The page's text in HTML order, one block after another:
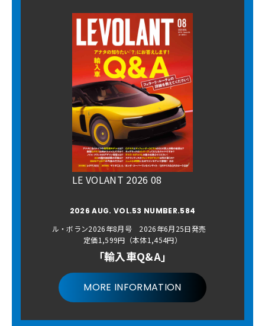
LE VOLANT 2026 08
2026 AUG. VOL.53 NUMBER.584
ル・ボラン2026年8月号 2026年6月25日発売
定価1,599円（本体1,454円）
「輸入車Q&A」
MORE INFORMATION